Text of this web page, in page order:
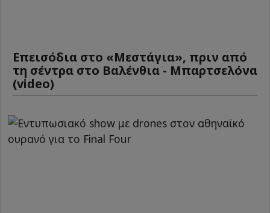
Επεισόδια στο «Μεστάγια», πριν από
τη σέντρα στο Βαλένθια - Μπαρτσελόνα
(video)